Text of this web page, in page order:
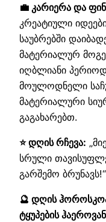
💼 კარიერა და
კრეატიული
საუბრებში
მატერიალურ
იღბლიანი
მოულოდნელი
მატერიალური
გაგახარებთ.
⭐ დღის რჩევა:
სრული
გარშემო ბრუნავს!“
🔮 დღის
ტყუპების